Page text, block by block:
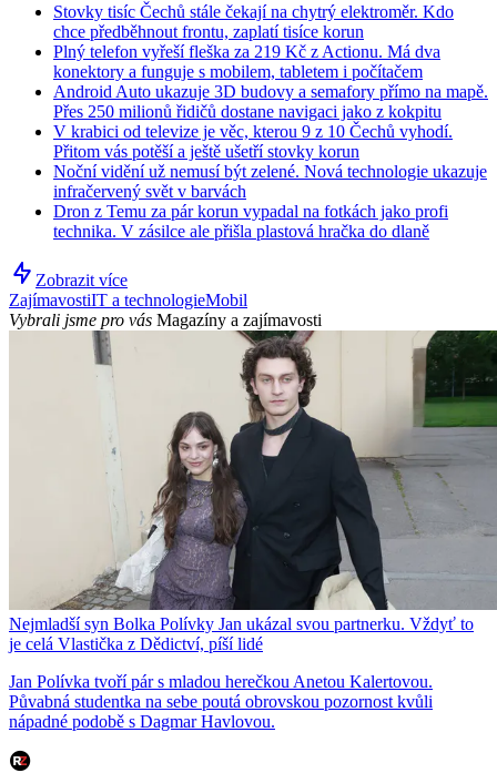
Stovky tisíc Čechů stále čekají na chytrý elektroměr. Kdo
chce předběhnout frontu, zaplatí tisíce korun
Plný telefon vyřeší fleška za 219 Kč z Actionu. Má dva
konektory a funguje s mobilem, tabletem i počítačem
Android Auto ukazuje 3D budovy a semafory přímo na mapě.
Přes 250 milionů řidičů dostane navigaci jako z kokpitu
V krabici od televize je věc, kterou 9 z 10 Čechů vyhodí.
Přitom vás potěší a ještě ušetří stovky korun
Noční vidění už nemusí být zelené. Nová technologie ukazuje
infračervený svět v barvách
Dron z Temu za pár korun vypadal na fotkách jako profi
technika. V zásilce ale přišla plastová hračka do dlaně
Zobrazit více
ZajímavostiIT a technologieMobil
Vybrali jsme pro vás Magazíny a zajímavosti
Nejmladší syn Bolka Polívky Jan ukázal svou partnerku. Vždyť to
je celá Vlastička z Dědictví, píší lidé
Jan Polívka tvoří pár s mladou herečkou Anetou Kalertovou.
Půvabná studentka na sebe poutá obrovskou pozornost kvůli
nápadné podobě s Dagmar Havlovou.